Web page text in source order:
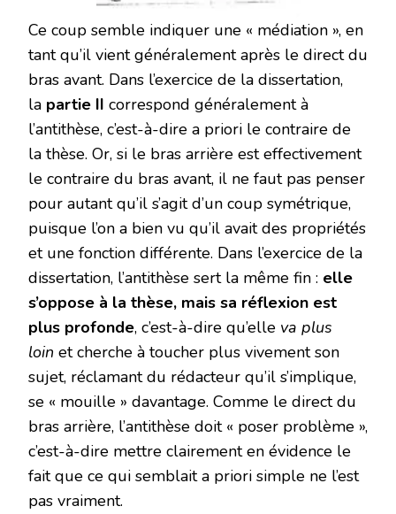
Ce coup semble indiquer une « médiation », en
tant qu’il vient généralement après le direct du
bras avant. Dans l’exercice de la dissertation,
la partie II correspond généralement à
l’antithèse, c’est-à-dire a priori le contraire de
la thèse. Or, si le bras arrière est effectivement
le contraire du bras avant, il ne faut pas penser
pour autant qu’il s’agit d’un coup symétrique,
puisque l’on a bien vu qu’il avait des propriétés
et une fonction différente. Dans l’exercice de la
dissertation, l’antithèse sert la même fin : elle
s’oppose à la thèse, mais sa réflexion est
plus profonde, c’est-à-dire qu’elle va plus
loin et cherche à toucher plus vivement son
sujet, réclamant du rédacteur qu’il s’implique,
se « mouille » davantage. Comme le direct du
bras arrière, l’antithèse doit « poser problème »,
c’est-à-dire mettre clairement en évidence le
fait que ce qui semblait a priori simple ne l’est
pas vraiment.